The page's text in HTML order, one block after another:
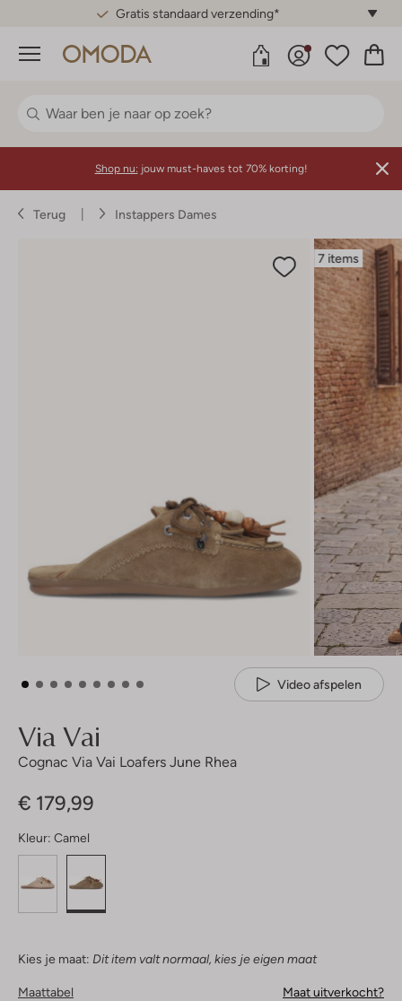
Gratis standaard verzending*
Menu
Shop nu: jouw must-haves tot 70% korting!
Terug Instappers Dames
7 items
Video afspelen
Via Vai
Cognac Via Vai Loafers June Rhea
€ 179,99
Kleur: Camel
Kies je maat: Dit item valt normaal, kies je eigen maat
Maattabel Maat uitverkocht?